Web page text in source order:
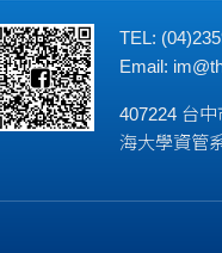
TEL:
Email:
407224 台
海大學資管